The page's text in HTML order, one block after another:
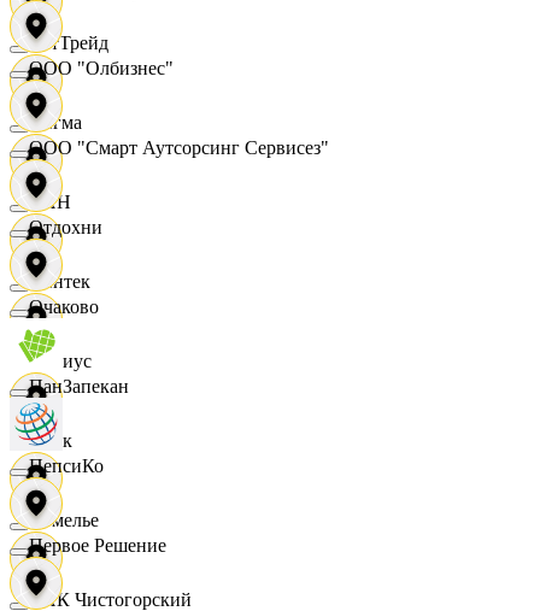
СетТрейд
Сигма
СИН
Синтек
Сириус
Смак
Сомелье
СПК Чистогорский
ООО "Олбизнес"
ООО "Смарт Аутсорсинг Сервисез"
Отдохни
Очаково
ПанЗапекан
ПепсиКо
Первое Решение